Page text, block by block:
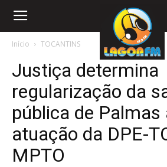
Início TOCANTINS
Justiça determina
regularização da
pública de Palmas
atuação da DPE-
MPTO